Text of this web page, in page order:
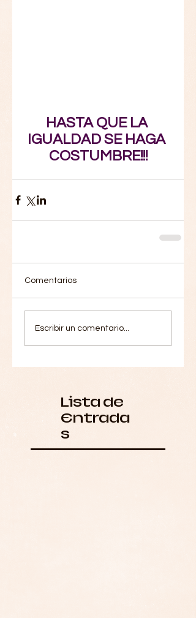
HASTA QUE LA
IGUALDAD SE HAGA
COSTUMBRE!!!
Comentarios
Escribir un comentario...
Lista de
Entrada
s